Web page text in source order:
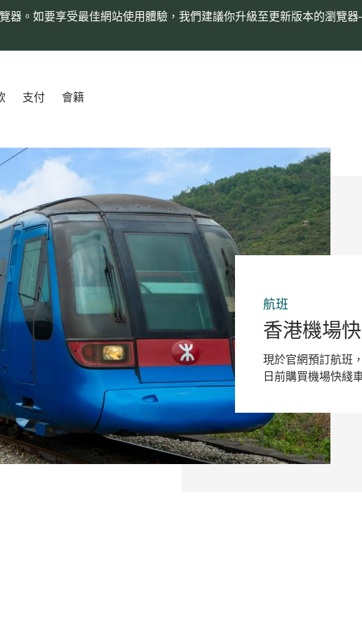
器。如要享受最佳網站使用體驗，我們建議你升級至更新版本的瀏覽
支付 會籍
航班
香港機場
現於官網預訂航班
日前購買機場快綫